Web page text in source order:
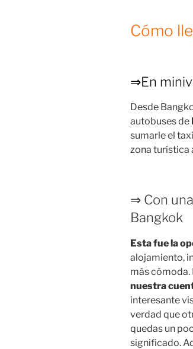
Cómo
⇒En
Desde
autobuses de
sumarle el
zona turística
⇒ Con
Bangkok
Esta fue la
alojamiento,
más cómoda.
nuestra
interesante
verdad que
quedas un
significado.